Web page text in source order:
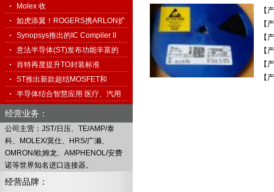
【
【
【
【
【
【
科…Molex 收
购 Interconnect System…
如虎添翼！ROGERS携ARLON扩
展高频…
Synopsys推出的IC Compiler II
促…意法半导体(ST)发布功能丰富的
免…肖特再度提升TO封装标准
ST推出新款超结MOSFET和
1500V TO…
半导体结合智慧应用 医疗、汽用
搭…
经营业务：
公司主营：JST/日压、TE/AMP/泰
科、MOLEX/莫仕、HRS/广濑、
OMRON/欧姆龙、AMPHENOL/安费
诺等世界知名进口连接器。
经营品牌：